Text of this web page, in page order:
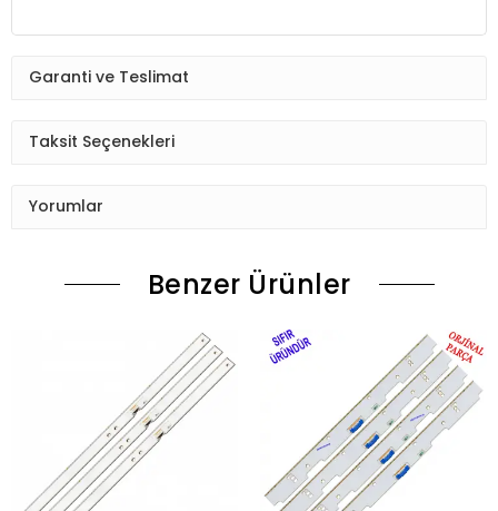
Garanti ve Teslimat
Taksit Seçenekleri
Yorumlar
Benzer Ürünler